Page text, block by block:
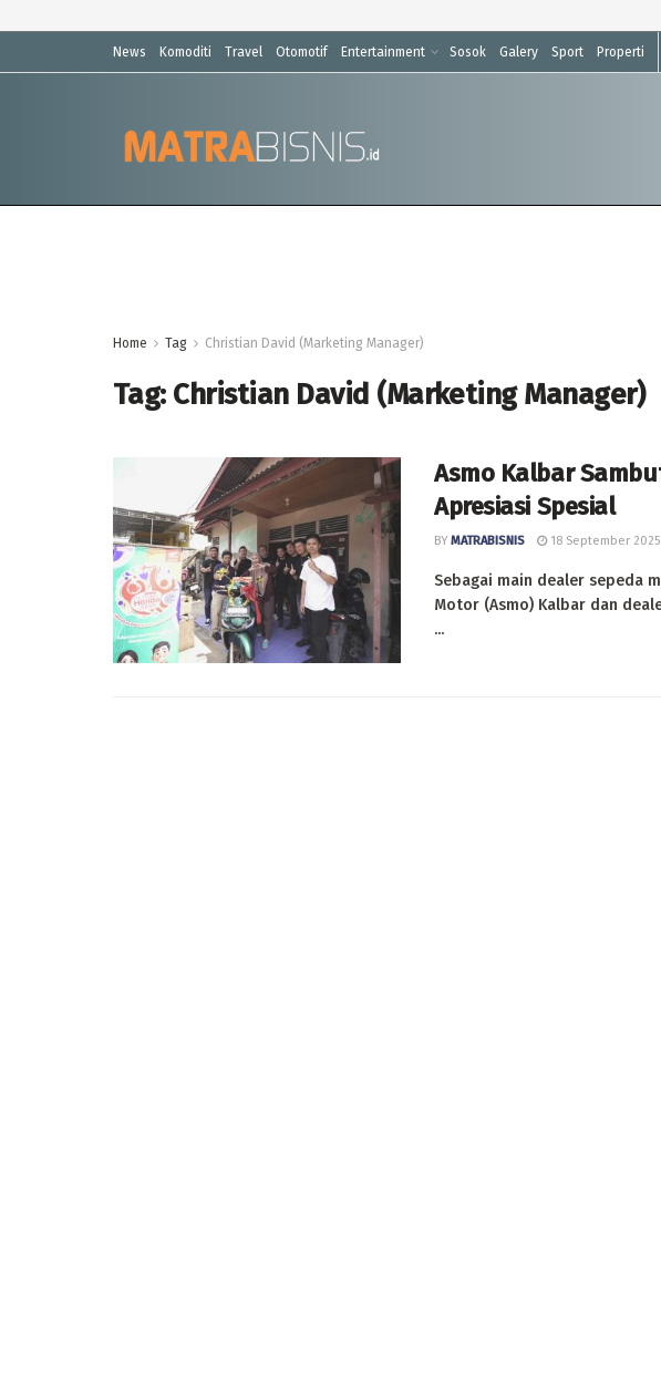
News Komoditi Travel Otomotif Entertainment Sosok Galery Sport Properti
Home Tag Christian David (Marketing Manager)
Tag: Christian David (Marketing Manager)
Asmo Kalbar
Apresiasi Spesial
BY MATRABISNIS 18 September 2025
Sebagai main dealer sepeda
Motor (Asmo) Kalbar dan
...